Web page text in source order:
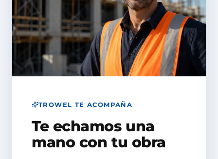
TROWEL TE ACOMPAÑA
Te echamos una
mano con tu obra